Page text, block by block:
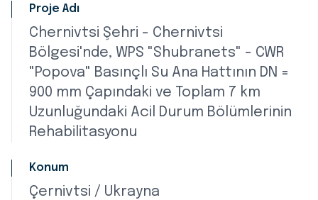
Proje Adı
Chernivtsi Şehri - Chernivtsi
Bölgesi'nde, WPS "Shubranets" - CWR
"Popova" Basınçlı Su Ana Hattının DN =
900 mm Çapındaki ve Toplam 7 km
Uzunluğundaki Acil Durum Bölümlerinin
Rehabilitasyonu
Konum
Çernivtsi / Ukrayna